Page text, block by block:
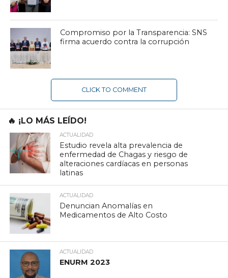
Compromiso por la Transparencia: SNS
firma acuerdo contra la corrupción
CLICK TO COMMENT
🔥 ¡LO MÁS LEÍDO!
ACTUALIDAD
Estudio revela alta prevalencia de
enfermedad de Chagas y riesgo de
alteraciones cardíacas en personas
latinas
ACTUALIDAD
Denuncian Anomalías en
Medicamentos de Alto Costo
ACTUALIDAD
ENURM 2023